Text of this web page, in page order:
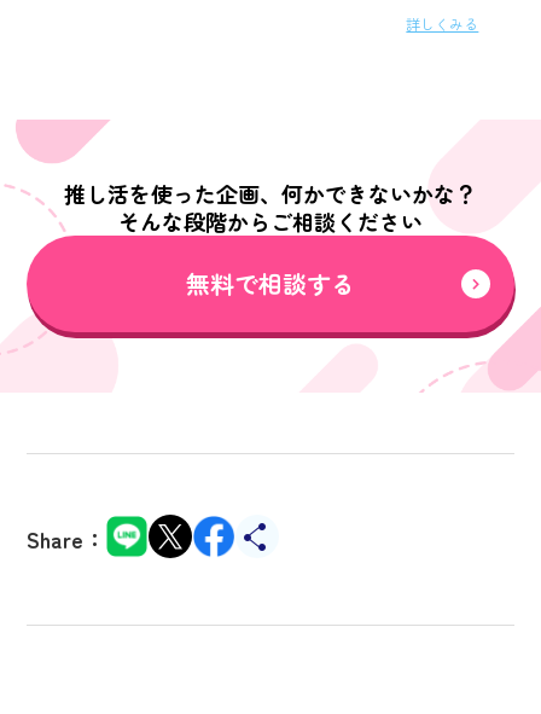
詳しくみる
推し活を使った企画、何かできないかな？
そんな段階からご相談ください
無料で相談する
Share：